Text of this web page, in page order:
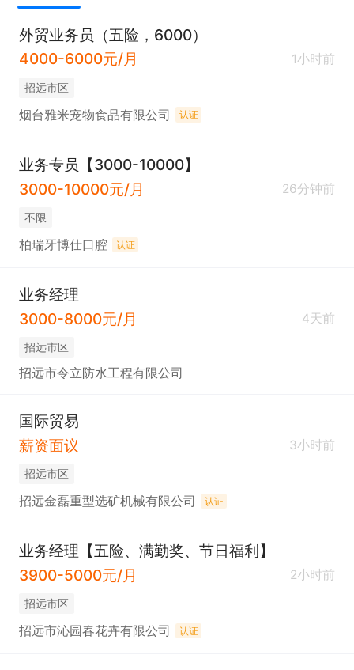
外贸业务员（五险，6000）
4000-6000元/月
1小时前
招远市区
烟台雅米宠物食品有限公司 认证
业务专员【3000-10000】
3000-10000元/月
26分钟前
不限
柏瑞牙博仕口腔 认证
业务经理
3000-8000元/月
4天前
招远市区
招远市令立防水工程有限公司
国际贸易
薪资面议
3小时前
招远市区
招远金磊重型选矿机械有限公司 认证
业务经理【五险、满勤奖、节日福利】
3900-5000元/月
2小时前
招远市区
招远市沁园春花卉有限公司 认证